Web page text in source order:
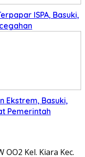
ISPA, Basuki,
Ekstrem, Basuki,
Pemerintah
OO2 Kel. Kiara Kec.